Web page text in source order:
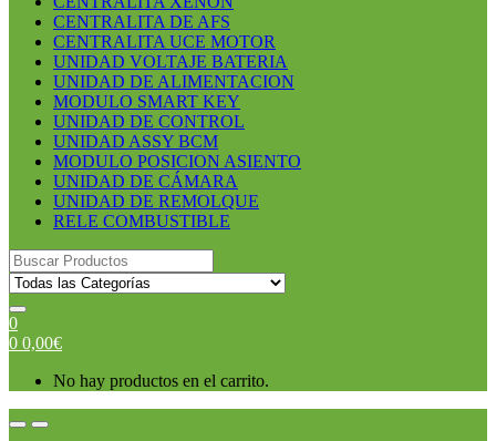
CENTRALITA DE AFS
CENTRALITA UCE MOTOR
UNIDAD VOLTAJE BATERIA
UNIDAD DE ALIMENTACION
MODULO SMART KEY
UNIDAD DE CONTROL
UNIDAD ASSY BCM
MODULO POSICION ASIENTO
UNIDAD DE CÁMARA
UNIDAD DE REMOLQUE
RELE COMBUSTIBLE
Search
for:
0
0 0,00€
No hay productos en el carrito.
OpenClose